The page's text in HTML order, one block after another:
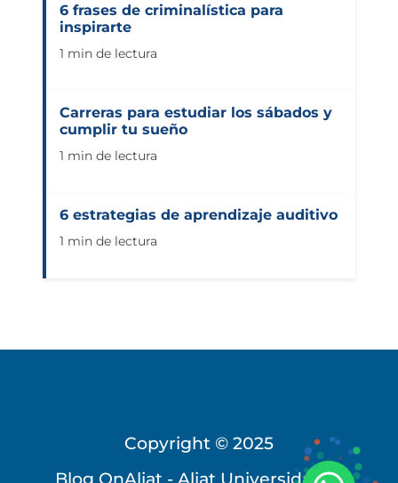
6 frases de criminalística para
inspirarte
1 min de lectura
Carreras para estudiar los sábados y
cumplir tu sueño
1 min de lectura
6 estrategias de aprendizaje auditivo
1 min de lectura
Copyright © 2025